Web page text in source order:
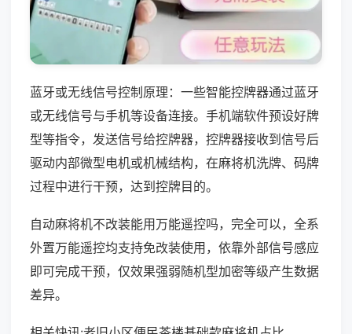
蓝牙或无线信号控制原理：一些智能控牌器通过蓝牙
或无线信号与手机等设备连接。手机端软件预设好牌
型等指令，发送信号给控牌器，控牌器接收到信号后
驱动内部微型电机或机械结构，在麻将机洗牌、码牌
过程中进行干预，达到控牌目的。
自动麻将机不改装能用万能遥控吗，完全可以，全系
外置万能遥控均支持免改装使用，依靠外部信号感应
即可完成干预，仅效果强弱随机型加密等级产生数据
差异。